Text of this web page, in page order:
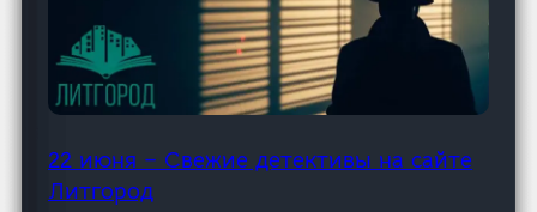
22 июня – Свежие детективы на сайте
Литгород